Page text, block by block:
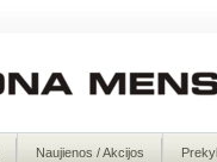
Naujienos / Akcijos